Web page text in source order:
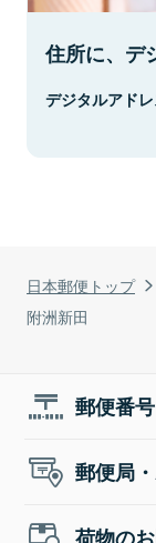
日本郵便トップ
附洲新田
住所に、デ
デジタルアド
郵便番
郵便局
荷物の